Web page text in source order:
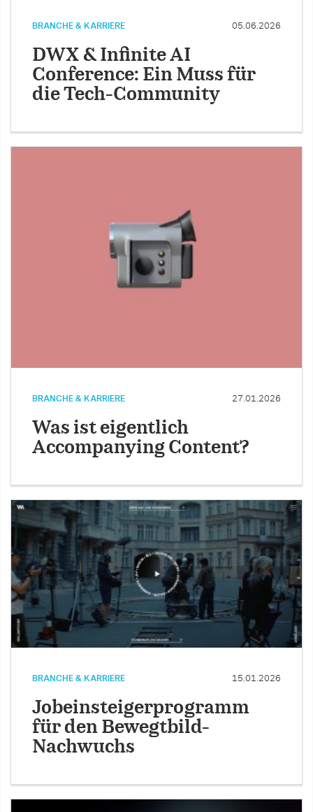
BRANCHE & KARRIERE 05.06.2026
DWX & Infinite AI
Conference: Ein Muss für
die Tech-Community
BRANCHE & KARRIERE 27.01.2026
Was ist eigentlich
Accompanying Content?
BRANCHE & KARRIERE 15.01.2026
Jobeinsteigerprogramm
für den Bewegtbild-
Nachwuchs